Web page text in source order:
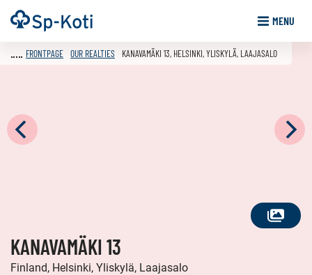
Go
to
Frontpage MENU
SEE
FRONTPAGE OUR REALTIES KANAVAMÄKI 13, HELSINKI, YLISKYLÄ, LAAJASALO
KANAVAMÄKI 13
Finland, Helsinki, Yliskylä, Laajasalo